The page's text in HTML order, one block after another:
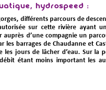
hydrospeed :
différents parcours de
sur cette rivière ayant
d’une compagnie un
barrages de Chaudanne et
les jours de lâcher d’eau. Sur la
étant moins important les